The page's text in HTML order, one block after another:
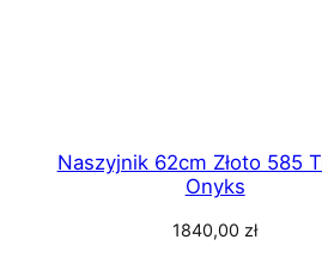
Naszyjnik 62cm Złoto 585
Onyks
1840,00zł